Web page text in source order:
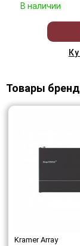
В наличии
Товары
Kramer Array